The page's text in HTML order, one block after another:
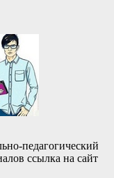
педагогический
ссылка на сайт